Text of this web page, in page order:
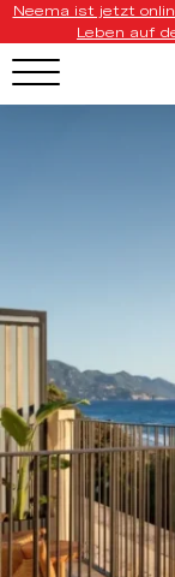
Neema ist jetzt
Leben auf